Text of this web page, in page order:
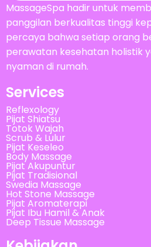
MassageSpa hadir untuk
panggilan berkualitas tinggi
percaya bahwa setiap orang
perawatan kesehatan holistik
nyaman di rumah.
Services
Reflexology
Pijat Shiatsu
Totok Wajah
Scrub & Lulur
Pijat Keseleo
Body Massage
Pijat Akupuntur
Pijat Tradisional
Swedia Massage
Hot Stone Massage
Pijat Aromaterapi
Pijat Ibu Hamil & Anak
Deep Tissue Massage